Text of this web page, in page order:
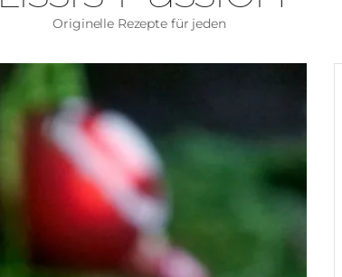
Originelle Rezepte für jeden